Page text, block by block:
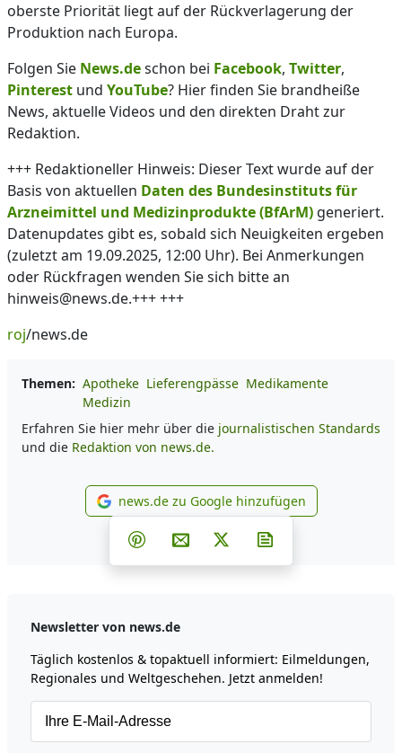
oberste Priorität liegt auf der Rückverlagerung der
Produktion nach Europa.
Folgen Sie News.deschon bei Facebook, Twitter,
Pinterest und YouTube? Hier finden Sie brandheiße
News, aktuelle Videos und den direkten Draht zur
Redaktion.
+++ Redaktioneller Hinweis: Dieser Text wurde auf der
Basis von aktuellen Daten des Bundesinstituts für
Arzneimittel und Medizinprodukte (BfArM) generiert.
Datenupdates gibt es, sobald sich Neuigkeiten ergeben
(zuletzt am 19.09.2025, 12:00 Uhr). Bei Anmerkungen
oder Rückfragen wenden Sie sich bitte an
hinweis@news.de.+++ +++
roj/news.de
Themen: Apotheke Lieferengpässe Medikamente
Medizin
Erfahren Sie hier mehr über die journalistischen Standards
und die Redaktion von news.de.
news.de zu Google
news.de zu Google hinzufügen
Teilen auf Facebook
Teilen auf Whatsapp
Teilen auf Telegram
Teilen auf Pinterest
Per E-Mail teilen
Post auf X
Newsletter von news.de
Täglich kostenlos & topaktuell informiert: Eilmeldungen,
Regionales und Weltgeschehen. Jetzt anmelden!